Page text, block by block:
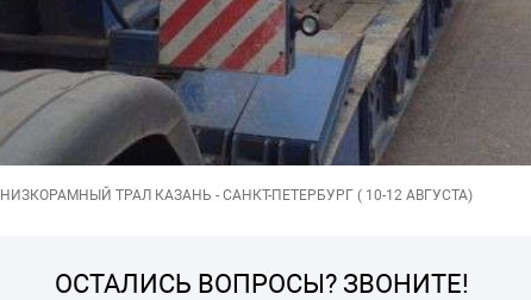
НИЗКОРАМНЫЙ ТРАЛ КАЗАНЬ - САНКТ-ПЕТЕРБУРГ ( 10-12 АВГУСТА)
ОСТАЛИСЬ ВОПРОСЫ? ЗВОНИТЕ!